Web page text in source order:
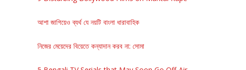
আশা জাগিয়েও ব্যর্থ যে নয়টি বাংলা ধারাবাহিক
নিজের মেয়েদের বিয়েতে কন্যাদান করব না: সোমা